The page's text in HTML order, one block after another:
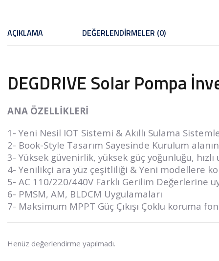
AÇIKLAMA DEĞERLENDIRMELER (0)
DEGDRIVE Solar Pompa
ANA ÖZELLİKLERİ
1- Yeni Nesil IOT Sistemi & Akıllı Sulama
2- Book-Style Tasarım Sayesinde Kurulum
3- Yüksek güvenirlik, yüksek güç yoğunluğu,
4- Yenilikçi ara yüz çeşitliliği & Yeni modellere
5- AC 110/220/440V Farklı Gerilim Değerlerine
6- PMSM, AM, BLDCM Uygulamaları
7- Maksimum MPPT Güç Çıkışı Çoklu koruma
Henüz değerlendirme yapılmadı.